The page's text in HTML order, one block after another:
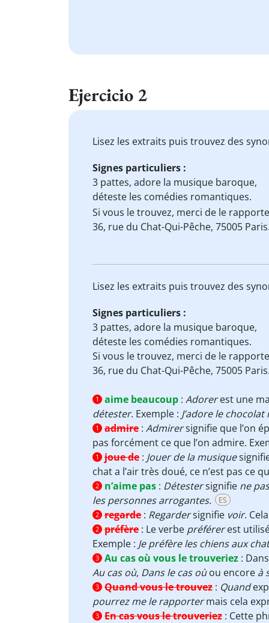
Ejercicio 2
Lisez les extraits puis trouvez des
Signes particuliers :
3 pattes, adore la musique baroque,
déteste les comédies romantiques.
Si vous le trouvez, merci de le
36, rue du Chat-Qui-Pêche, 75005
Lisez les extraits puis trouvez des
Signes particuliers :
3 pattes, adore la musique baroque,
déteste les comédies romantiques.
Si vous le trouvez, merci de le
36, rue du Chat-Qui-Pêche, 75005
1 aime beaucoup : Adorerest une
détester. Exemple : J’adore le
1 admire : Admirersignifie que l’on
pas forcément ce que l’on admire.
1 joue de : Jouer de la musique
chat a l’air très doué, ce n’est pas ce
2 n’aime pas : Détestersignifie ne
les personnes arrogantes.
ES
2 regarde : Regardersignifie voir.
2 préfère : Le verbe préférerest
Exemple : Je préfère les chiens aux
3 Au cas où vous le trouveriez :
Au cas où, Dans le cas oùou encore à
3 Quand vous le trouvez : Quand
pourrez me le rapportermais cela
3 En cas vous le trouveriez : Cette